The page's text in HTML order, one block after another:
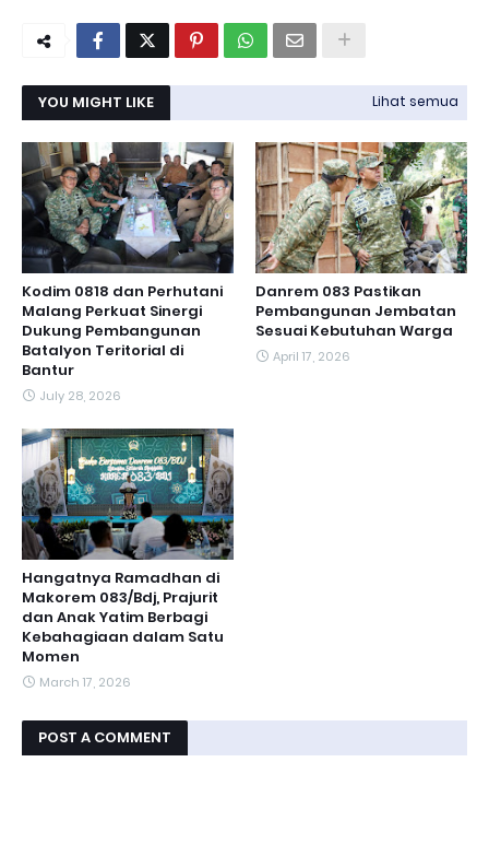
YOU MIGHT LIKE Lihat semua
Kodim 0818 dan Perhutani
Malang Perkuat Sinergi
Dukung Pembangunan
Batalyon Teritorial di
Bantur
July 28, 2026
Danrem 083 Pastikan
Pembangunan Jembatan
Sesuai Kebutuhan Warga
April 17, 2026
Hangatnya Ramadhan di
Makorem 083/Bdj, Prajurit
dan Anak Yatim Berbagi
Kebahagiaan dalam Satu
Momen
March 17, 2026
POST A COMMENT